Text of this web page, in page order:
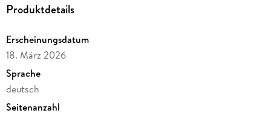
Produktdetails
Erscheinungsdatum
18. März 2026
Sprache
deutsch
Seitenanzahl